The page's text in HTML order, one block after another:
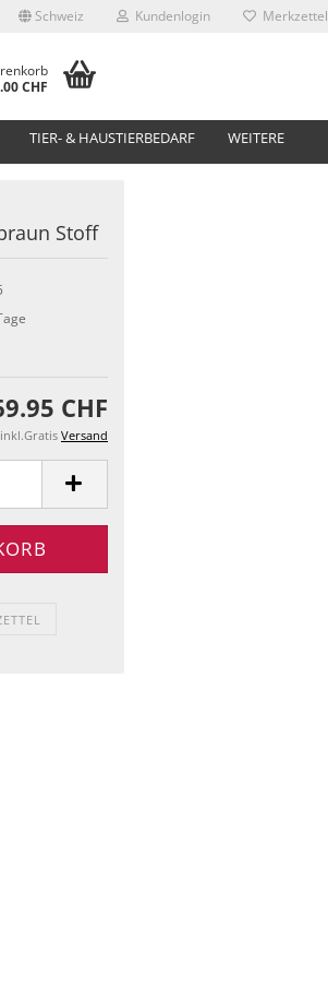
Schweiz Kundenlogin Merkzettel
CHF
TIER- & HAUSTIERBEDARF WEITERE
Stoff
CHF
Versand